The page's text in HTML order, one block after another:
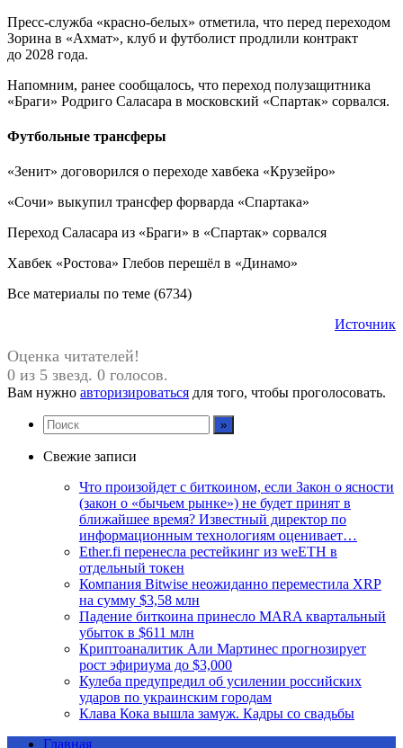
Пресс-служба «красно-белых» отметила, что перед переходом
Зорина в «Ахмат», клуб и футболист продлили контракт
до 2028 года.
Напомним, ранее сообщалось, что переход полузащитника
«Браги» Родриго Саласара в московский «Спартак» сорвался.
Футбольные трансферы
«Зенит» договорился о переходе хавбека «Крузейро»
«Сочи» выкупил трансфер форварда «Спартака»
Переход Саласара из «Браги» в «Спартак» сорвался
Хавбек «Ростова» Глебов перешёл в «Динамо»
Все материалы по теме (6734)
Источник
Оценка читателей!
0 из 5 звезд. 0 голосов.
Вам нужно авторизироваться для того, чтобы проголосовать.
Свежие записи
Что произойдет с биткоином, если Закон о ясности
(закон о «бычьем рынке») не будет принят в
ближайшее время? Известный директор по
информационным технологиям оценивает…
Ether.fi перенесла рестейкинг из weETH в
отдельный токен
Компания Bitwise неожиданно переместила XRP
на сумму $3,58 млн
Падение биткоина принесло MARA квартальный
убыток в $611 млн
Криптоаналитик Али Мартинес прогнозирует
рост эфириума до $3,000
Кулеба предупредил об усилении российских
ударов по украинским городам
Клава Кока вышла замуж. Кадры со свадьбы
Главная